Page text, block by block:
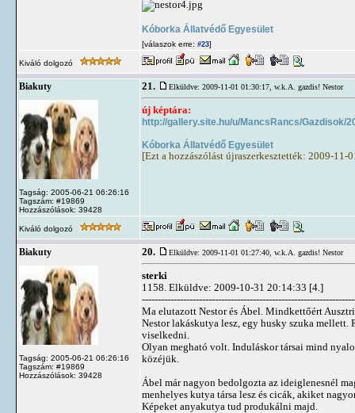
Kóborka Állatvédő Egyesület
[válaszok erre: #23]
Kiváló dolgozó
Biakuty
Tagság: 2005-06-21 06:26:16
Tagszám: #19869
Hozzászólások: 39428
21. Elküldve: 2009-11-01 01:30:17, w.k.A. gazdis! Nestor
új képtára:
http://gallery.site.hu/u/MancsRancs/Gazdisok/
Kóborka Állatvédő Egyesület
[Ezt a hozzászólást újraszerkesztették: 2009-11-
Kiváló dolgozó
Biakuty
Tagság: 2005-06-21 06:26:16
Tagszám: #19869
Hozzászólások: 39428
20. Elküldve: 2009-11-01 01:27:40, w.k.A. gazdis! Nestor
sterki
1158. Elküldve: 2009-10-31 20:14:33 [4.]
Ma elutazott Nestor és Ábel. Mindkettőért
Nestor lakáskutya lesz, egy husky szuka
viselkedni.
Olyan megható volt. Induláskor társai mind
közéjük.
Ábel már nagyon bedolgozta az ideiglenesnél
menhelyes kutya társa lesz és cicák, akiket
Képeket anyakutya tud produkálni majd.